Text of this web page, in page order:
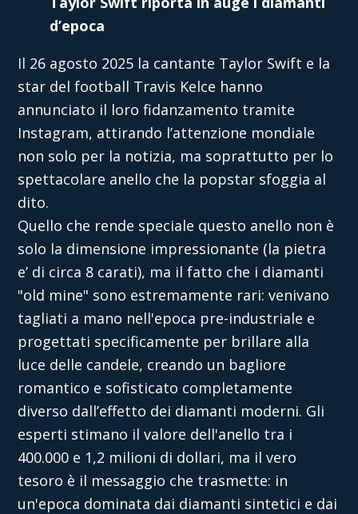
d’epoca
Il 26 agosto 2025 la cantante Taylor Swift e la
star del football Travis Kelce hanno
annunciato il loro fidanzamento tramite
Instagram, attirando l’attenzione mondiale
non solo per la notizia, ma soprattutto per lo
spettacolare anello che la popstar sfoggia al
dito.
Quello che rende speciale questo anello non è
solo la dimensione impressionante (la pietra
e’ di circa 8 carati), ma il fatto che i diamanti
"old mine" sono estremamente rari: venivano
tagliati a mano nell'epoca pre-industriale e
progettati specificamente per brillare alla
luce delle candele, creando un bagliore
romantico e sofisticato completamente
diverso dall’effetto dei diamanti moderni. Gli
esperti stimano il valore dell'anello tra i
400.000 e 1,2 milioni di dollari, ma il vero
tesoro è il messaggio che trasmette: in
un'epoca dominata dai diamanti sintetici e dai